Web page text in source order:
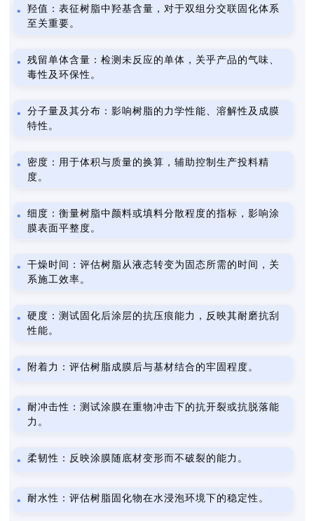
羟值：表征树脂中羟基含量，对于双组分交联固化体系
至关重要。
残留单体含量：检测未反应的单体，关乎产品的气味、
毒性及环保性。
分子量及其分布：影响树脂的力学性能、溶解性及成膜
特性。
密度：用于体积与质量的换算，辅助控制生产投料精
度。
细度：衡量树脂中颜料或填料分散程度的指标，影响涂
膜表面平整度。
干燥时间：评估树脂从液态转变为固态所需的时间，关
系施工效率。
硬度：测试固化后涂层的抗压痕能力，反映其耐磨抗刮
性能。
附着力：评估树脂成膜后与基材结合的牢固程度。
耐冲击性：测试涂膜在重物冲击下的抗开裂或抗脱落能
力。
柔韧性：反映涂膜随底材变形而不破裂的能力。
耐水性：评估树脂固化物在水浸泡环境下的稳定性。